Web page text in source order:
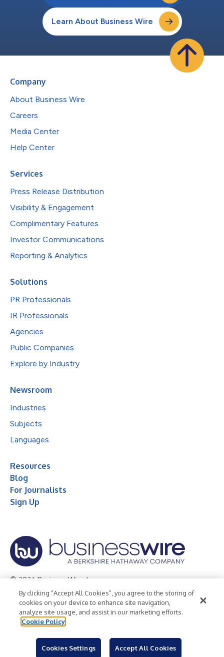
Learn About Business Wire
Company
About Business Wire
Careers
Media Center
Help Center
Services
Press Release Distribution
Visibility & Engagement
Complimentary Features
Investor Communications
Reporting & Analytics
Solutions
PR Professionals
IR Professionals
Agencies
Public Companies
Explore by Industry
Newsroom
Industries
Subjects
Languages
Resources
Blog
For Journalists
Sign Up
© 2026 Business Wire, Inc.
Privacy Policy Cookie Policy
Accessibility Statement
Terms of Use
Legal
By clicking “Accept All Cookies”, you agree to the storing of
cookies on your device to enhance site navigation,
analyze site usage, and assist in our marketing efforts.
Cookie Policy
Cookies Settings Accept All Cookies